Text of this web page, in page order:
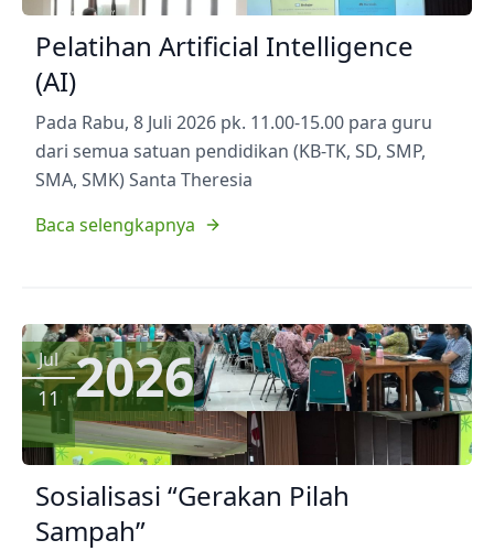
Pelatihan Artificial Intelligence
(AI)
Pada Rabu, 8 Juli 2026 pk. 11.00-15.00 para guru
dari semua satuan pendidikan (KB-TK, SD, SMP,
SMA, SMK) Santa Theresia
Baca selengkapnya
Jul
11 2026
Sosialisasi “Gerakan Pilah
Sampah”